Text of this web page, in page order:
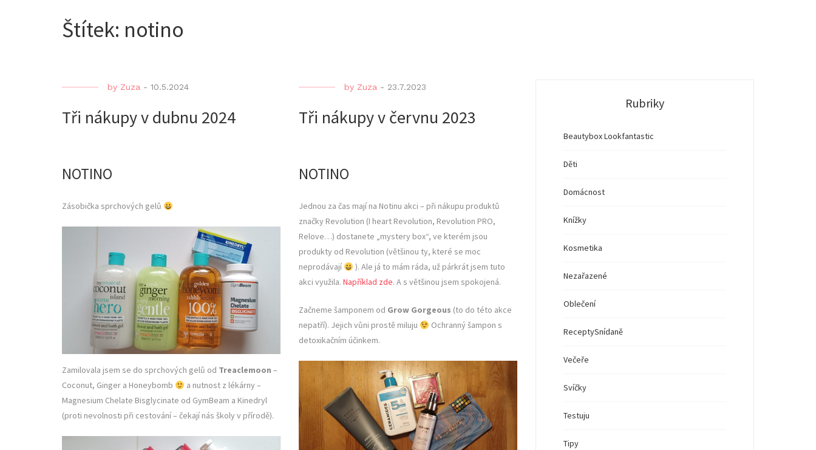
Štítek: notino
by Zuza - 10.5.2024
Tři nákupy v dubnu 2024
NOTINO
Zásobička sprchových gelů
Zamilovala jsem se do sprchových gelů od Treaclemoon –
Coconut, Ginger a Honeybomb
a nutnost z lékárny –
Magnesium Chelate Bisglycinate od GymBeam a Kinedryl
(proti nevolnosti při cestování – čekají nás školy v přírodě).
by Zuza - 23.7.2023
Tři nákupy v červnu 2023
NOTINO
Jednou za čas mají na Notinu akci – při nákupu produktů
značky Revolution (I heart Revolution, Revolution PRO,
Relove…) dostanete „mystery box“, ve kterém jsou
produkty od Revolution (většinou ty, které se moc
neprodávají
). Ale já to mám ráda, už párkrát jsem tuto
akci využila. Například zde. A s většinou jsem spokojená.
Začneme šamponem od Grow Gorgeous (to do této akce
nepatří). Jejich vůni prostě miluju
Ochranný šampon s
detoxikačním účinkem.
Rubriky
Beautybox Lookfantastic
Děti
Domácnost
Knížky
Kosmetika
Nezařazené
Oblečení
ReceptySnídaně
Večeře
Svíčky
Testuju
Tipy